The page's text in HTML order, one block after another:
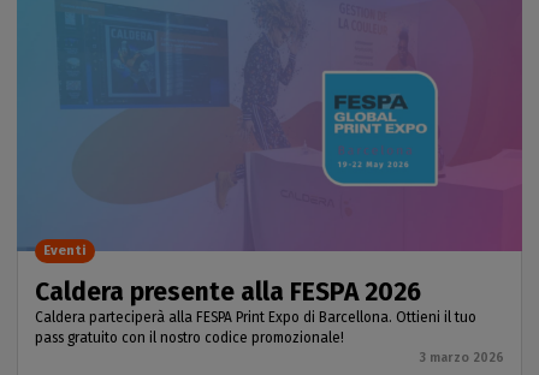
Caldera presente alla FESPA 2026
Caldera parteciperà alla FESPA Print Expo di Barcellona. Ottieni il tuo
pass gratuito con il nostro codice promozionale!
3 marzo 2026
Eventi